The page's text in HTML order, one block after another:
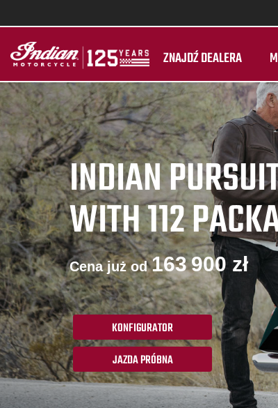
ZNAJDŹ DEALERA
INDIAN
WITH 112
Cena już od163 900 zł
KONFIGURATOR
JAZDA PRÓBNA